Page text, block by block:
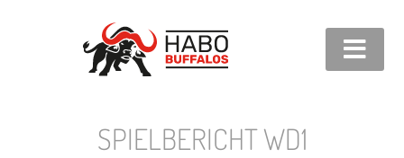
SPIELBERICHT WD1